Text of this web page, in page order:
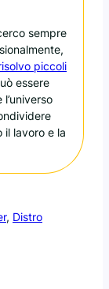
sempre
piccoli
essere
il lavoro e la
, Distro